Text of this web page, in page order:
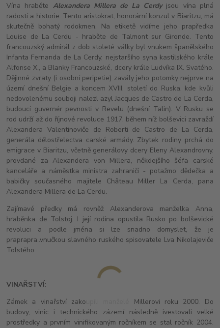
Vína hraběte Alexandera Millera de La Cerdyjsou vína plná
radostí a historie. Tento aristokrat, honorární konzul v Biaritzu, má
skutečně bohatý rodokmen. Na etiketě vidíme jeho prapředka
Louise de La Cerdu - hraběte de Talmont sur Gironde. Tento
francouzský admirál z dob stoleté války byl vnukem španělského
Infanta Fernanda de La Cerdy, nejstaršího syna kastilského krále
Alfonse X., a Blanky Francouzské, dcery krále Ludvíka IX. Svatého.
Dějinné zvraty (i osobní peripetie) zavály jeho potomky nejprve na
území dnešní Belgie a koncem XVIII. století do Ruska, kde kvůli
nedovolenému souboji nalezl azyl Jacques de Castro de La Cerda,
budoucí guvernér pevnosti v Revelu (dnešní Talin). V Rusku se
rod udrží až do říjnové revoluce 1917, během níž bolševici zavraždí
Alexandera Valentinoviče de Roberti de Castro de La Cerda,
generála dělostřelectva carské armády. Zbytek rodiny prchá do
emigrace v Biaritzu, včetně generálovy dcery Eleny Alexandrovny,
provdané za Alexandera von Millera, někdejšího šéfa carské
kanceláře a náměstka ministra zahraničí - potažmo dědečka a
babičky současného majitele Château Miller La Cerda, pana
Alexandera Millera de La Cerdu.
Zajímavé předky má rovněž Alexanderova manželka Anna,
hraběnka de Tolstoj. I její rodina opustila Rusko po bolševické
revoluci a podle jména si lze snadno domyslet, že je
praprapra..vnučkou slavného ruského spisovatele Lva Nikolajeviče
Tolstého.
VINAŘSTVÍ:
Zámek a vinařství zakoupili manželé Millerovi roku 2000. Do
budovy, vinic i technického zázemí následně ivestovali velké
prostředky a prvním vinifikovaným ročníkem se stal ročník 2004.